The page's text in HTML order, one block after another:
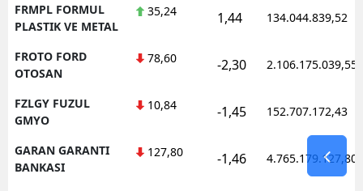
FRMPL FORMUL
PLASTIK VE METAL
35,24 1,44 134.044.839,52
FROTO FORD
OTOSAN
78,60 -2,30 2.106.175.039,55
FZLGY FUZUL
GMYO
10,84 -1,45 152.707.172,43
GARAN GARANTI
BANKASI
127,80 -1,46 4.765.179.127,80